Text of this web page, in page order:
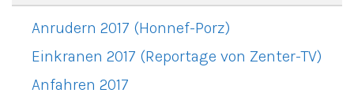
Anrudern 2017 (Honnef-Porz)
Einkranen 2017 (Reportage von Zenter-TV)
Anfahren 2017